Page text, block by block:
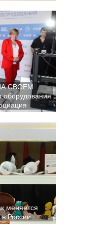
СВОЕМ
оборудования
меняется
России